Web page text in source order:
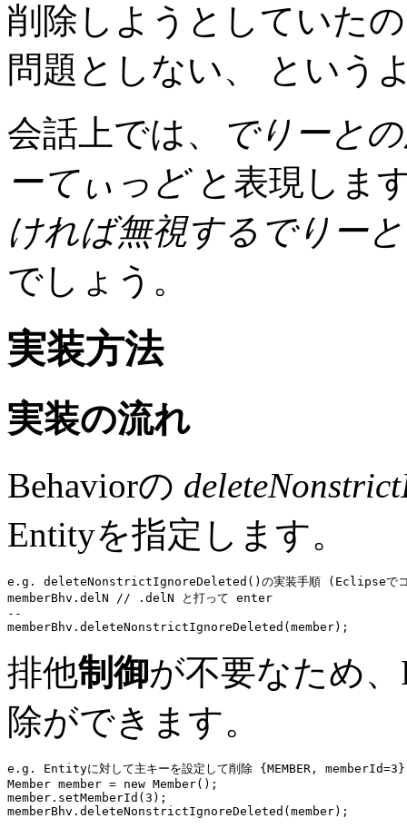
削除しようとしていた
問題としない、 という
会話上では、
でりーと
ーてぃっどと表現しま
ければ無視するでりーと
でしょう。
実装方法
実装の流れ
Behaviorの
Entityを指定します。
e.g. deleteNonstrictIgnoreDeleted()の実装手順 (Eclipseでコー
memberBhv .delN
// .delN と打って enter
memberBhv . deleteNonstrictIgnoreDeleted
排他制御が不要なため
除ができます。
e.g. Entityに対して主キーを設定して削除 {MEMBER, memberId=3}
Member member = new Member();
member.setMemberId( 3
memberBhv